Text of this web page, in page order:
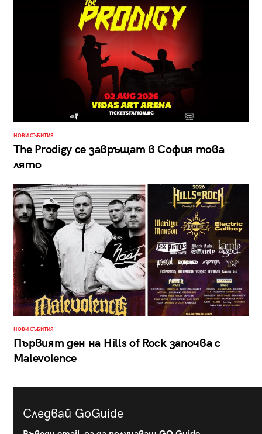
НОВИ СЪБИТИЯ
The Prodigy се завръщат в София това
лято
НОВИ СЪБИТИЯ
Първият ден на Hills of Rock започва с
Malevolence
Следвай GoGuide